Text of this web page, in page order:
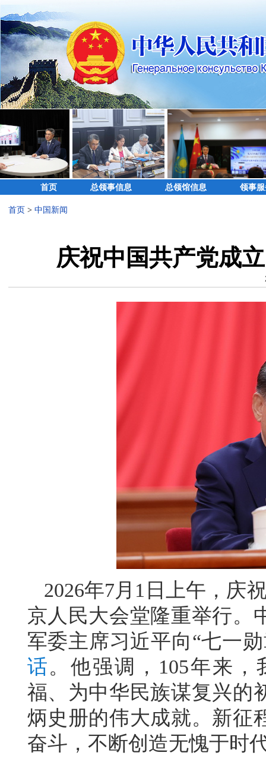
首页 总领事信息 总领馆信息 领事
首页 > 中国新闻
庆祝中国共产党成
2026年7月1日上午，庆
京人民大会堂隆重举行。
军委主席习近平向“七一
话。他强调，105年来
福、为中华民族谋复兴的
炳史册的伟大成就。新征
奋斗，不断创造无愧于时